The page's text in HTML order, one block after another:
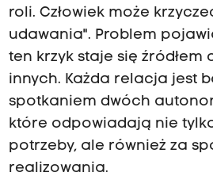
roli. Człowiek może
udawania". Problem
ten krzyk staje się
innych. Każda relacja jest
spotkaniem dwóch
które odpowiadają nie
potrzeby, ale również za
realizowania.